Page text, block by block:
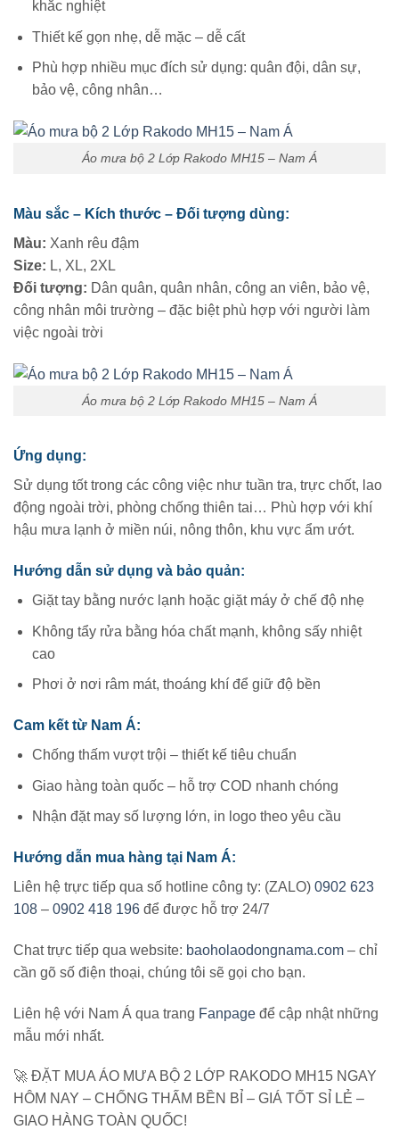
khắc nghiệt
Thiết kế gọn nhẹ, dễ mặc – dễ cất
Phù hợp nhiều mục đích sử dụng: quân đội, dân sự,
bảo vệ, công nhân…
Áo mưa bộ 2 Lớp Rakodo MH15 – Nam Á
Màu sắc – Kích thước – Đối tượng dùng:
Màu: Xanh rêu đậm
Size: L, XL, 2XL
Đối tượng: Dân quân, quân nhân, công an viên, bảo vệ,
công nhân môi trường – đặc biệt phù hợp với người làm
việc ngoài trời
Áo mưa bộ 2 Lớp Rakodo MH15 – Nam Á
Ứng dụng:
Sử dụng tốt trong các công việc như tuần tra, trực chốt, lao
động ngoài trời, phòng chống thiên tai… Phù hợp với khí
hậu mưa lạnh ở miền núi, nông thôn, khu vực ẩm ướt.
Hướng dẫn sử dụng và bảo quản:
Giặt tay bằng nước lạnh hoặc giặt máy ở chế độ nhẹ
Không tẩy rửa bằng hóa chất mạnh, không sấy nhiệt
cao
Phơi ở nơi râm mát, thoáng khí để giữ độ bền
Cam kết từ Nam Á:
Chống thấm vượt trội – thiết kế tiêu chuẩn
Giao hàng toàn quốc – hỗ trợ COD nhanh chóng
Nhận đặt may số lượng lớn, in logo theo yêu cầu
Hướng dẫn mua hàng tại Nam Á:
Liên hệ trực tiếp qua số hotline công ty: (ZALO) 0902 623
108 – 0902 418 196 để được hỗ trợ 24/7
Chat trực tiếp qua website: baoholaodongnama.com – chỉ
cần gõ số điện thoại, chúng tôi sẽ gọi cho bạn.
Liên hệ với Nam Á qua trang Fanpage để cập nhật những
mẫu mới nhất.
🚀 ĐẶT MUA ÁO MƯA BỘ 2 LỚP RAKODO MH15 NGAY
HÔM NAY – CHỐNG THẤM BỀN BỈ – GIÁ TỐT SỈ LẺ –
GIAO HÀNG TOÀN QUỐC!